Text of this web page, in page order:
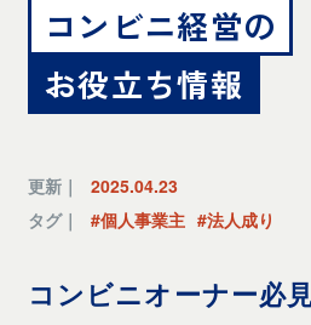
コンビニ経営の
お役立ち情報
更新｜
2025.04.23
タグ｜
#個人事業主 #法人成り
コンビニオーナー必